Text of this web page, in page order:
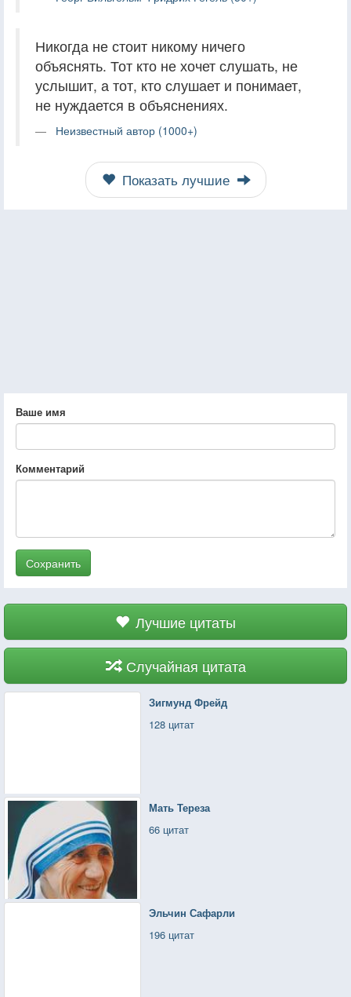
Никогда не стоит никому ничего
объяснять. Тот кто не хочет слушать, не
услышит, а тот, кто слушает и понимает,
не нуждается в объяснениях.
Неизвестный автор (1000+)
Показать лучшие
Ваше имя
Комментарий
Сохранить
Лучшие цитаты
Случайная цитата
Зигмунд Фрейд
128 цитат
Мать Тереза
66 цитат
Эльчин Сафарли
196 цитат